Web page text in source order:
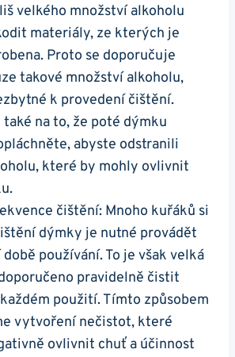
velkého množství alkoholu
materiály, ze kterých je
Proto se doporučuje
takové množství alkoholu,
k provedení čištění.
na to, že poté dýmku
abyste odstranili
které by mohly ovlivnit
čištění: Mnoho kuřáků si
dýmky je nutné provádět
době používání. To je však velká
pravidelně čistit
použití. Tímto způsobem
vytvoření nečistot, které
ovlivnit chuť a účinnost